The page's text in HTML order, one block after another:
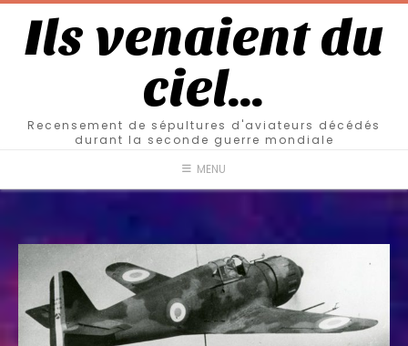
Ils venaient du
ciel…
Recensement de sépultures d'aviateurs décédés
durant la seconde guerre mondiale
MENU